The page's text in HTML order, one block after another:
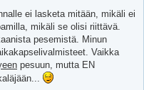
ei lasketa mitään, mikäli ei
mikäli se olisi riittävä.
pesemistä. Minun
Vaikka
pesuun, mutta EN